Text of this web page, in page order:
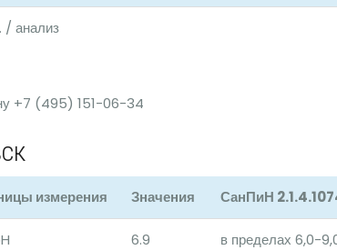
/ анализ
+7 (495) 151-06-34
измерения Значения СанПиН
6.9 в пределах 6,0-